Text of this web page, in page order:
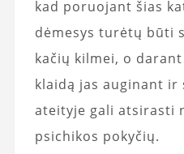
kad poruojant šias
dėmesys turėtų būti
kačių kilmei, o
klaidą jas auginant ir
ateityje gali atsirasti
psichikos pokyčių.